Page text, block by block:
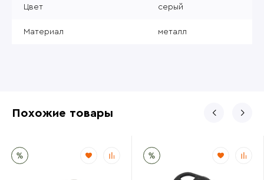
Цвет серый
Материал металл
Похожие товары